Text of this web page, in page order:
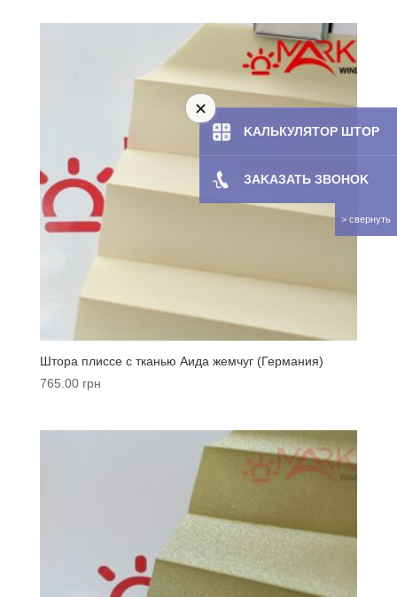
Штора плиссе с тканью Аида жемчуг (Германия)
765.00грн
KAЛЬКУЛЯТOP ШТОР
ЗAKAЗATЬ ЗBOHOK